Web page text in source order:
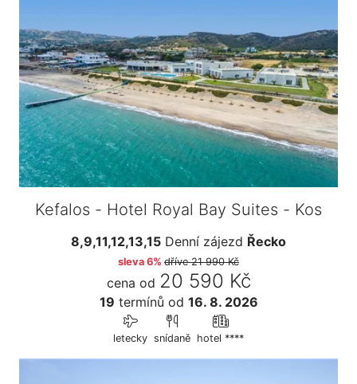
Kefalos - Hotel Royal Bay Suites - Kos
8,9,11,12,13,15 Denní zájezd Řecko
sleva 6% dříve21 990 Kč
cena od 20 590 Kč
19 termínů od 16. 8. 2026
letecky snídaně hotel ****